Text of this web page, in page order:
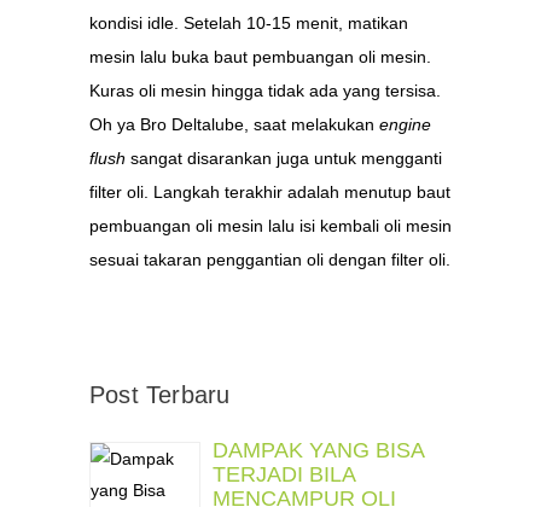
kondisi idle. Setelah 10-15 menit, matikan
mesin lalu buka baut pembuangan oli mesin.
Kuras oli mesin hingga tidak ada yang tersisa.
Oh ya Bro Deltalube, saat melakukan engine
flush sangat disarankan juga untuk mengganti
filter oli. Langkah terakhir adalah menutup baut
pembuangan oli mesin lalu isi kembali oli mesin
sesuai takaran penggantian oli dengan filter oli.
Post Terbaru
DAMPAK YANG BISA
TERJADI BILA
MENCAMPUR OLI